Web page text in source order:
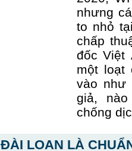
nhưng
to nhỏ
chấp
đốc Việt
một loạt
vào như
giả,
chống
ĐÀI LOAN LÀ